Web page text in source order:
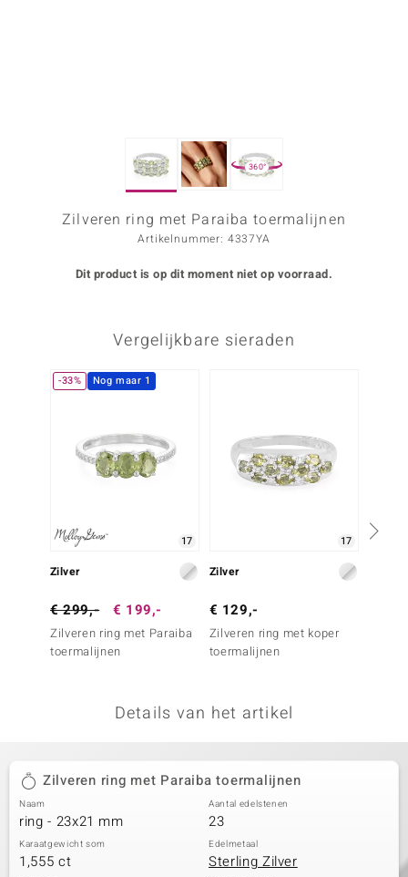
360°
Zilveren ring met Paraiba toermalijnen
Artikelnummer: 4337YA
Dit product is op dit moment niet op voorraad.
Vergelijkbare sieraden
-33% Nog maar 1
17
Zilver
€ 299,- € 199,-
Zilveren ring met Paraiba
toermalijnen
17
Zilver
€ 129,-
Zilveren ring met koper
toermalijnen
Details van het artikel
Zilveren ring met Paraiba toermalijnen
Naam
ring - 23x21 mm
Aantal edelstenen
23
Karaatgewicht som
1,555 ct
Edelmetaal
Sterling Zilver